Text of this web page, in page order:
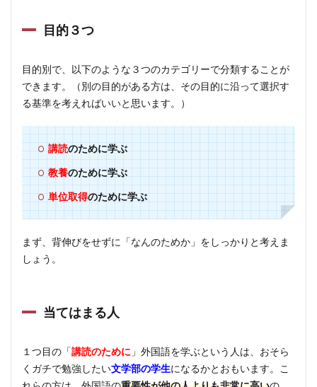
のた
2.3
単位
のた
めの
方
3
注意
点
4
まと
目的３つ
目的別で、以下のような３つのカテゴリーで分類することが
できます。（別の目的がある方は、その目的に沿って選択す
る基準を考えればいいと思います。）
講読のために学ぶ
教養のために学ぶ
単位取得のために学ぶ
まず、背伸びをせずに「なんのためか」をしっかりと考えま
しょう。
当てはまる人
１つ目の「講読のために 」外国語を学ぶという人は、おそら
くガチで勉強したい文学部の学生になるかとおもいます。こ